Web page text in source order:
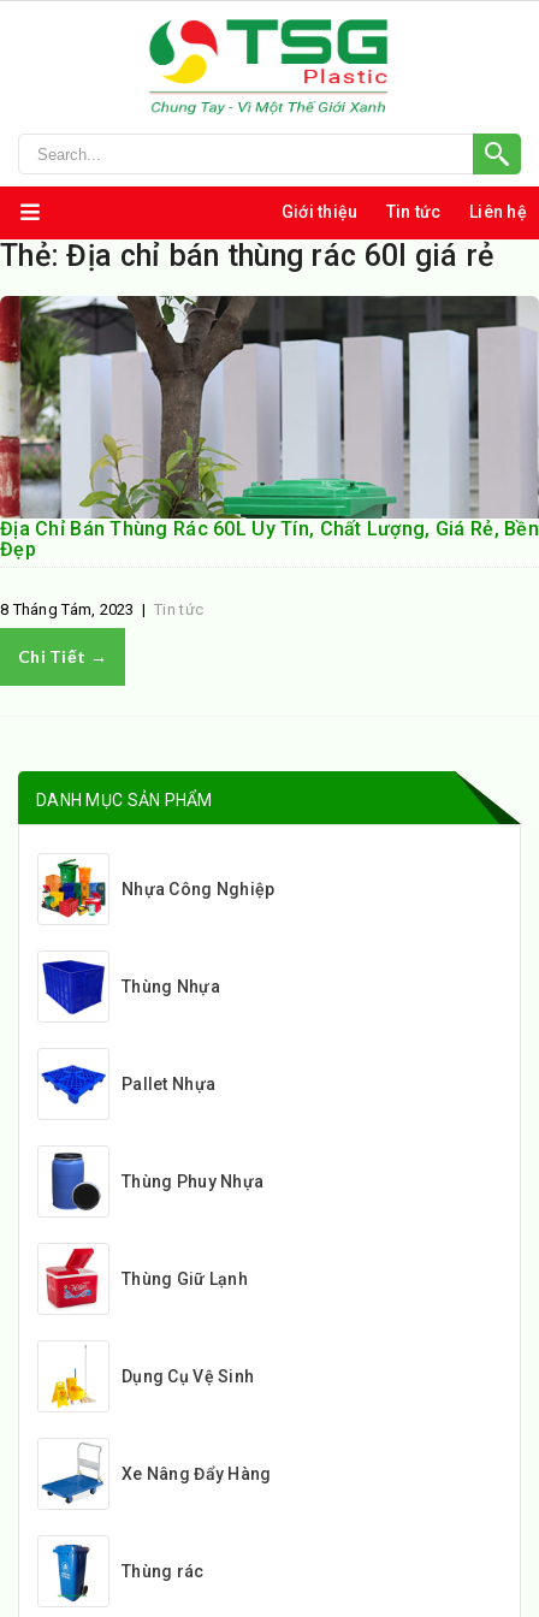
Giới thiệu Tin tức Liên hệ
Thẻ:Địa chỉ bán thùng rác 60l giá rẻ
Địa Chỉ Bán Thùng Rác 60L Uy Tín, Chất Lượng, Giá Rẻ, Bền
Đẹp
8 Tháng Tám, 2023 |Tin tức
Chi Tiết →
DANH MỤC SẢN PHẨM
Nhựa Công Nghiệp
Thùng Nhựa
Pallet Nhựa
Thùng Phuy Nhựa
Thùng Giữ Lạnh
Dụng Cụ Vệ Sinh
Xe Nâng Đẩy Hàng
Thùng rác